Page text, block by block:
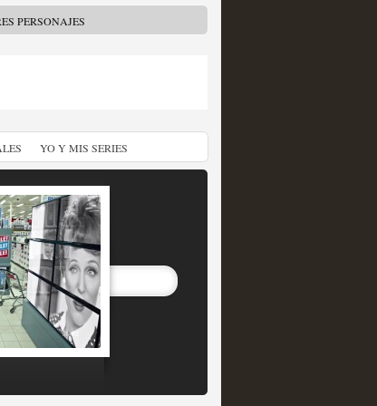
PERSONAJES
YO Y MIS SERIES